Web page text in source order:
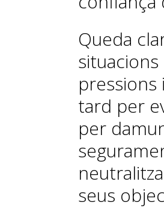
Queda
tard per
per
seus